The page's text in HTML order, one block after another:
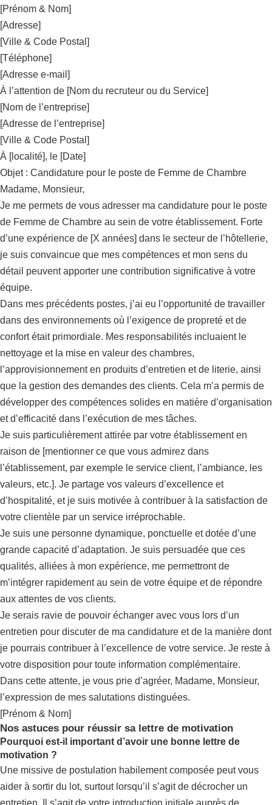
[Prénom & Nom]
[Adresse]
[Ville & Code Postal]
[Téléphone]
[Adresse e-mail]
À l’attention de [Nom du recruteur ou du Service]
[Nom de l’entreprise]
[Adresse de l’entreprise]
[Ville & Code Postal]
À [localité], le [Date]
Objet : Candidature pour le poste de Femme de Chambre
Madame, Monsieur,
Je me permets de vous adresser ma candidature pour le poste
de Femme de Chambre au sein de votre établissement. Forte
d’une expérience de [X années] dans le secteur de l’hôtellerie,
je suis convaincue que mes compétences et mon sens du
détail peuvent apporter une contribution significative à votre
équipe.
Dans mes précédents postes, j’ai eu l’opportunité de travailler
dans des environnements où l’exigence de propreté et de
confort était primordiale. Mes responsabilités incluaient le
nettoyage et la mise en valeur des chambres,
l’approvisionnement en produits d’entretien et de literie, ainsi
que la gestion des demandes des clients. Cela m’a permis de
développer des compétences solides en matière d’organisation
et d’efficacité dans l’exécution de mes tâches.
Je suis particulièrement attirée par votre établissement en
raison de [mentionner ce que vous admirez dans
l’établissement, par exemple le service client, l’ambiance, les
valeurs, etc.]. Je partage vos valeurs d’excellence et
d’hospitalité, et je suis motivée à contribuer à la satisfaction de
votre clientèle par un service irréprochable.
Je suis une personne dynamique, ponctuelle et dotée d’une
grande capacité d’adaptation. Je suis persuadée que ces
qualités, alliées à mon expérience, me permettront de
m’intégrer rapidement au sein de votre équipe et de répondre
aux attentes de vos clients.
Je serais ravie de pouvoir échanger avec vous lors d’un
entretien pour discuter de ma candidature et de la manière dont
je pourrais contribuer à l’excellence de votre service. Je reste à
votre disposition pour toute information complémentaire.
Dans cette attente, je vous prie d’agréer, Madame, Monsieur,
l’expression de mes salutations distinguées.
[Prénom & Nom]
Nos astuces pour réussir sa lettre de motivation
Pourquoi est-il important d’avoir une bonne lettre de
motivation ?
Une missive de postulation habilement composée peut vous
aider à sortir du lot, surtout lorsqu’il s’agit de décrocher un
entretien. Il s’agit de votre introduction initiale auprès de